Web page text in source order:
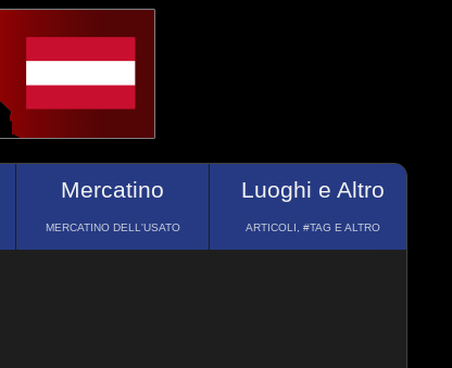
Mercatino
MERCATINO DELL'USATO
Luoghi e Altro
ARTICOLI, #TAG E ALTRO